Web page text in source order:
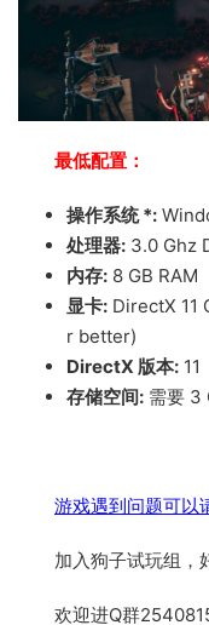
最低配置：
操作系统 *:
处理器: 3.0 Ghz
内存: 8 GB RAM
显卡: DirectX 11
r better)
DirectX 版本: 11
存储空间: 需要 3
游戏遇到问题可以
加入狗子试玩组，
欢迎进Q群